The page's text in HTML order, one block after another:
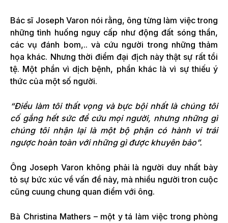
Bác sĩ Joseph Varon nói rằng, ông từng làm việc trong
những tình huống nguy cấp như động đất sóng thần,
các vụ đánh bom,.. và cứu người trong những thảm
họa khác. Nhưng thời điểm đại địch này thật sự rất tồi
tệ. Một phần vì dịch bệnh, phần khác là vì sự thiếu ý
thức của một số người.
“Điều làm tôi thất vọng và bực bội nhất là chúng tôi
cố gắng hết sức để cứu mọi người, nhưng những gì
chúng tôi nhận lại là một bộ phận có hành vi trái
ngược hoàn toàn với những gì được khuyên bảo”.
Ông Joseph Varon không phải là người duy nhất bày
tỏ sự bức xúc về vấn đề này, mà nhiều người tron cuộc
cũng cuung chung quan điểm với ông.
Bà Christina Mathers – một y tá làm việc trong phòng